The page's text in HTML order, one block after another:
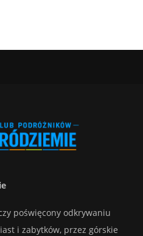
poświęcony odkrywaniu
i zabytków, przez górskie